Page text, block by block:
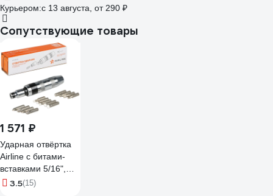
Курьером:c 13 августа, от 290 ₽
Сопутствующие товары
1 571 ₽
Ударная отвёртка
Airline с битами-
вставками 5/16",
набор 15 пр. AT-
3.5(15)